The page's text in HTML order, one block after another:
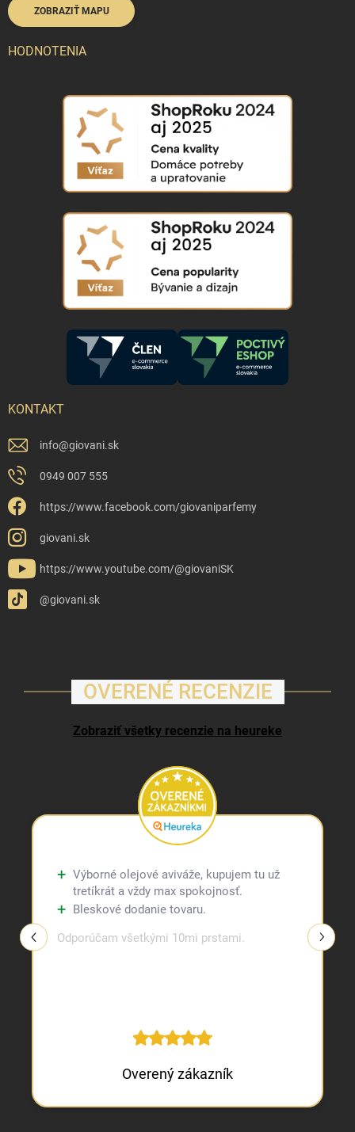
ZOBRAZIŤ MAPU
HODNOTENIA
KONTAKT
info@giovani.sk
0949 007 555
https://www.facebook.com/giovaniparfemy
giovani.sk
https://www.youtube.com/@giovaniSK
@giovani.sk
OVERENÉ RECENZIE
Zobraziť všetky recenzie na heureke
Výborné olejové aviváže, kupujem tu už
tretíkrát a vždy max spokojnosť.
Bleskové dodanie tovaru.
Odporúčam všetkými 10mi prstami.
Overený zákazník